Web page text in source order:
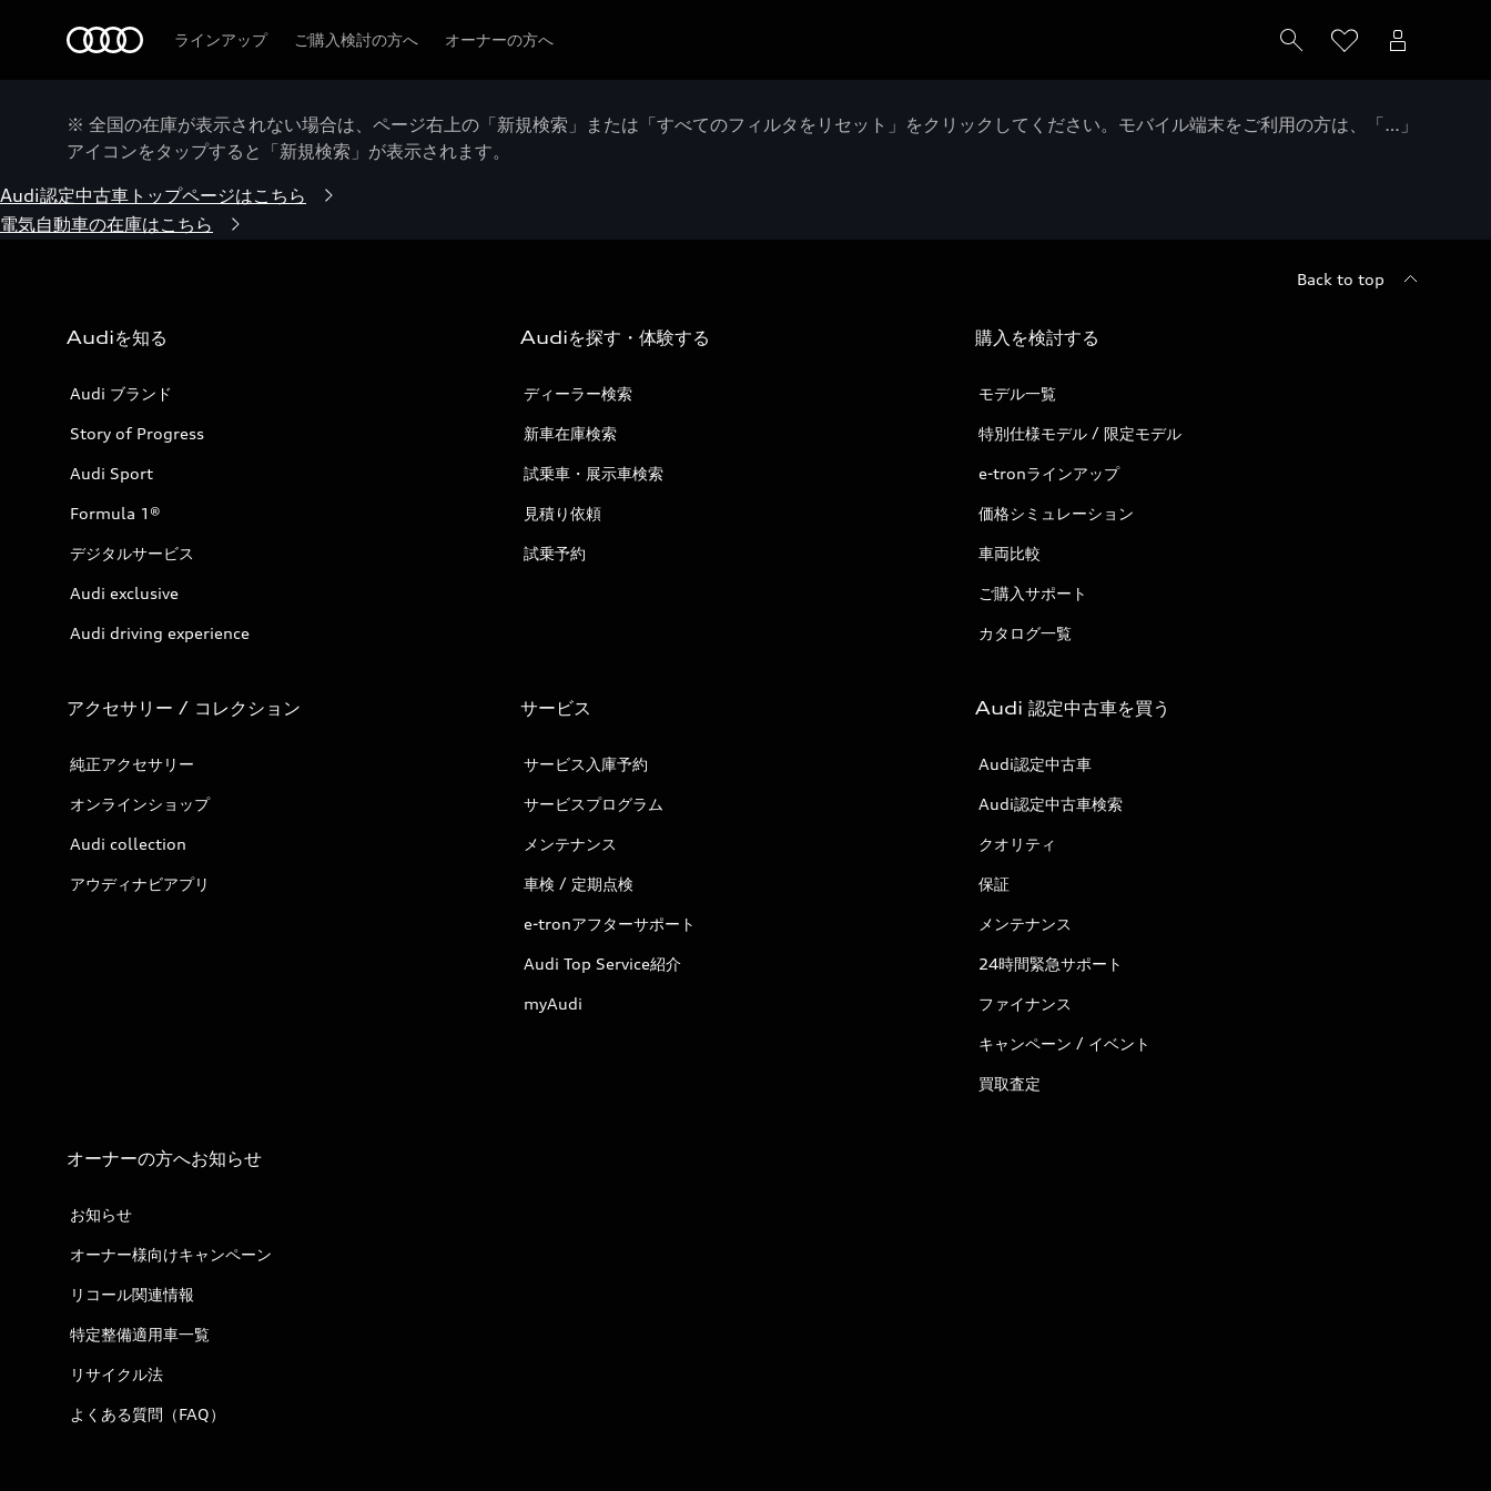
ラインアップ ご購入検討の方へ オーナーの方へ
※ 全国の在庫が表示されない場合は、ページ右上の「新規検索」または「すべてのフィルタをリセット」をクリックしてください。モバイル端末をご利用の方は、「…」
アイコンをタップすると「新規検索」が表示されます。
Audi認定中古車トップページはこちら
電気自動車の在庫はこちら
Back to top
Audiを知る
Audi ブランド
Story of Progress
Audi Sport
Formula 1®
デジタルサービス
Audi exclusive
Audi driving experience
Audiを探す・体験する
ディーラー検索
新車在庫検索
試乗車・展示車検索
見積り依頼
試乗予約
購入を検討する
モデル一覧
特別仕様モデル / 限定モデル
e-tronラインアップ
価格シミュレーション
車両比較
ご購入サポート
カタログ一覧
アクセサリー / コレクション
純正アクセサリー
オンラインショップ
Audi collection
アウディナビアプリ
サービス
サービス入庫予約
サービスプログラム
メンテナンス
車検 / 定期点検
e-tronアフターサポート
Audi Top Service紹介
myAudi
Audi 認定中古車を買う
Audi認定中古車
Audi認定中古車検索
クオリティ
保証
メンテナンス
24時間緊急サポート
ファイナンス
キャンペーン / イベント
買取査定
オーナーの方へお知らせ
お知らせ
オーナー様向けキャンペーン
リコール関連情報
特定整備適用車一覧
リサイクル法
よくある質問（FAQ）